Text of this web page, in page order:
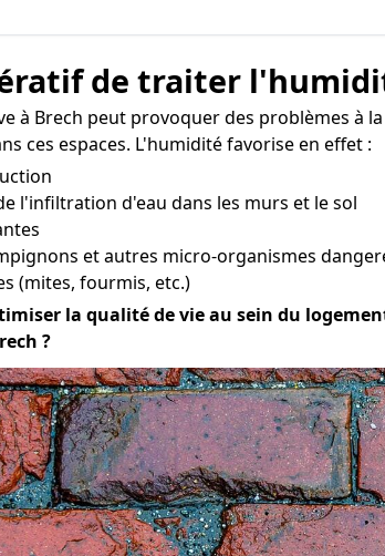
de traiter
à Brech peut provoquer des problèmes
ces espaces. L'humidité favorise en effet :
l'infiltration d'eau dans les murs et le sol
et autres micro-organismes
(mites, fourmis, etc.)
la qualité de vie au sein du
?